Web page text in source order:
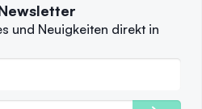
und Neuigkeiten direkt in